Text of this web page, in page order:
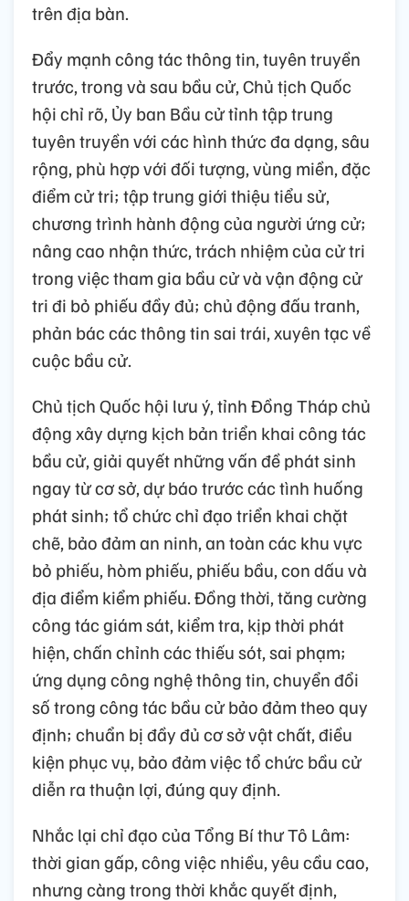
trên địa bàn.
Đẩy mạnh công tác thông tin, tuyên truyền
trước, trong và sau bầu cử, Chủ tịch Quốc
hội chỉ rõ, Ủy ban Bầu cử tỉnh tập trung
tuyên truyền với các hình thức đa dạng, sâu
rộng, phù hợp với đối tượng, vùng miền, đặc
điểm cử tri; tập trung giới thiệu tiểu sử,
chương trình hành động của người ứng cử;
nâng cao nhận thức, trách nhiệm của cử tri
trong việc tham gia bầu cử và vận động cử
tri đi bỏ phiếu đầy đủ; chủ động đấu tranh,
phản bác các thông tin sai trái, xuyên tạc về
cuộc bầu cử.
Chủ tịch Quốc hội lưu ý, tỉnh Đồng Tháp chủ
động xây dựng kịch bản triển khai công tác
bầu cử, giải quyết những vấn đề phát sinh
ngay từ cơ sở, dự báo trước các tình huống
phát sinh; tổ chức chỉ đạo triển khai chặt
chẽ, bảo đảm an ninh, an toàn các khu vực
bỏ phiếu, hòm phiếu, phiếu bầu, con dấu và
địa điểm kiểm phiếu. Đồng thời, tăng cường
công tác giám sát, kiểm tra, kịp thời phát
hiện, chấn chỉnh các thiếu sót, sai phạm;
ứng dụng công nghệ thông tin, chuyển đổi
số trong công tác bầu cử bảo đảm theo quy
định; chuẩn bị đầy đủ cơ sở vật chất, điều
kiện phục vụ, bảo đảm việc tổ chức bầu cử
diễn ra thuận lợi, đúng quy định.
Nhắc lại chỉ đạo của Tổng Bí thư Tô Lâm:
thời gian gấp, công việc nhiều, yêu cầu cao,
nhưng càng trong thời khắc quyết định,